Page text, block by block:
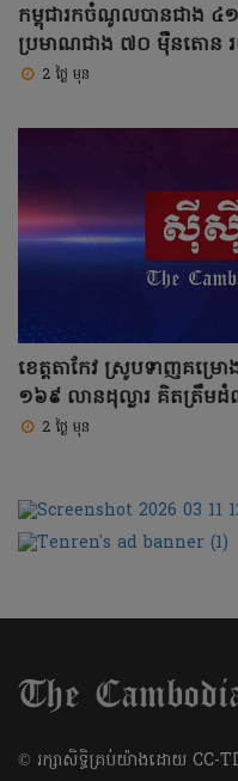
កម្ពុជារកចំណូលបានជាង ៤១
ប្រមាណជាង ៧០ ម៉ឺនតោន
2 ថ្ងៃ មុន
ខេត្តតាកែវ ស្រូបទាញគម្
១៦៩ លានដុល្លារ គិតត្រឹមដំ
2 ថ្ងៃ មុន
​© រក្សា​សិទ្ធិ​គ្រប់​យ៉ាង​ដោយ​ CC-